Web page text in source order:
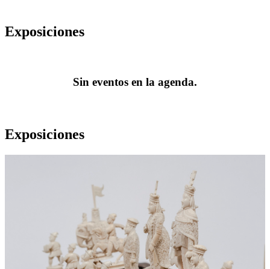
Exposiciones
Sin eventos en la agenda.
Exposiciones